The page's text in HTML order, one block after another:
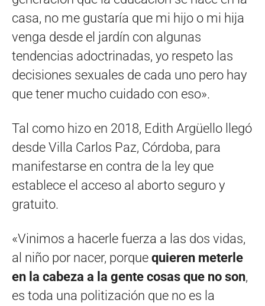
casa, no me gustaría que mi hijo o mi hija
venga desde el jardín con algunas
tendencias adoctrinadas, yo respeto las
decisiones sexuales de cada uno pero hay
que tener mucho cuidado con eso».
Tal como hizo en 2018, Edith Argüello llegó
desde Villa Carlos Paz, Córdoba, para
manifestarse en contra de la ley que
establece el acceso al aborto seguro y
gratuito.
«Vinimos a hacerle fuerza a las dos vidas,
al niño por nacer, porque quieren meterle
en la cabeza a la gente cosas que no son,
es toda una politización que no es la